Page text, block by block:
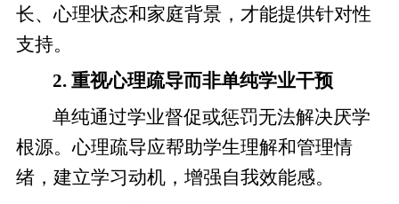
长、心理状态和家庭背景，才能提供针对性
支持。
2. 重视心理疏导而非单纯学业干预
单纯通过学业督促或惩罚无法解决厌学
根源。心理疏导应帮助学生理解和管理情
绪，建立学习动机，增强自我效能感。